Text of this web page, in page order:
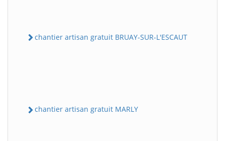
chantier artisan gratuit BRUAY-SUR-L'ESCAUT
chantier artisan gratuit MARLY